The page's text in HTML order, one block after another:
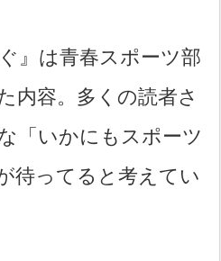
』は青春スポーツ部
内容。多くの読者さ
「いかにもスポーツ
待ってると考えてい